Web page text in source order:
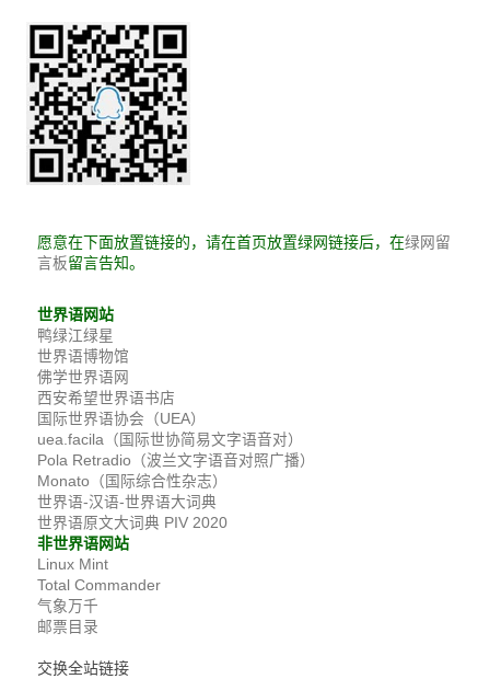
愿意在下面放置链接的，请在首页放置绿网链接后，在绿网留
言板留言告知。
世界语网站
鸭绿江绿星
世界语博物馆
佛学世界语网
西安希望世界语书店
国际世界语协会（UEA）
uea.facila（国际世协简易文字语音对）
Pola Retradio（波兰文字语音对照广播）
Monato（国际综合性杂志）
世界语-汉语-世界语大词典
世界语原文大词典 PIV 2020
非世界语网站
Linux Mint
Total Commander
气象万千
邮票目录
交换全站链接